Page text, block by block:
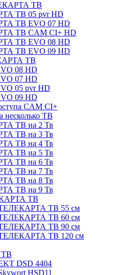
ТВ
ТВ 05 pvr HD
ТВ EVO 07 HD
ТВ CAM CI+ HD
ТВ EVO 08 HD
ТВ EVO 09 HD
ТВ
08 HD
07 HD
05 pvr HD
09 HD
CAM CI+
ТВ
ТВ на 2 Тв
ТВ на 3 Тв
ТВ на 4 Тв
ТВ на 5 Тв
ТВ на 6 Тв
ТВ на 7 Тв
ТВ на 8 Тв
ТВ на 9 Тв
ТВ
ТВ 55 см
ТВ 60 см
ТВ 90 см
ТВ 120 см
ТВ
DSD 4404
HSD11